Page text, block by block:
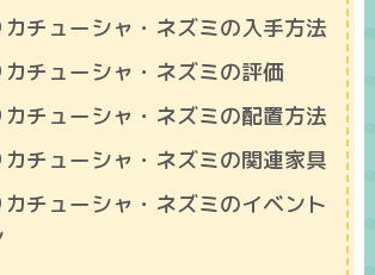
チューシャ・ネズミの入手方法
チューシャ・ネズミの評価
チューシャ・ネズミの配置方法
チューシャ・ネズミの関連家具
チューシャ・ネズミのイベント